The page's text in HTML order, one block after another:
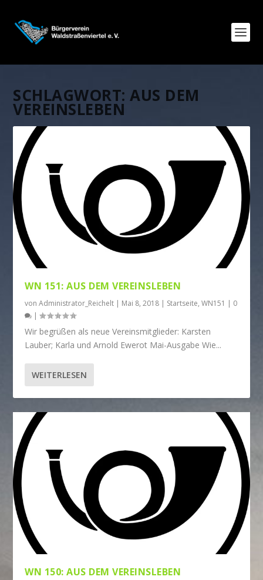
SCHLAGWORT:AUS DEM
VEREINSLEBEN
WN 151: AUS DEM VEREINSLEBEN
vonAdministrator_Reichelt | Mai 8, 2018 | Startseite,WN151 | 0
|
Wir begrüßen als neue Vereinsmitglieder: Karsten
Lauber; Karla und Arnold Ewerot Mai-Ausgabe Wie...
WEITERLESEN
WN 150: AUS DEM VEREINSLEBEN